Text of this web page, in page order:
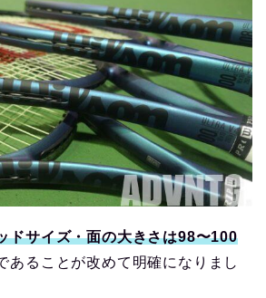
ドサイズ・面の大きさは98〜100
あることが改めて明確になりまし